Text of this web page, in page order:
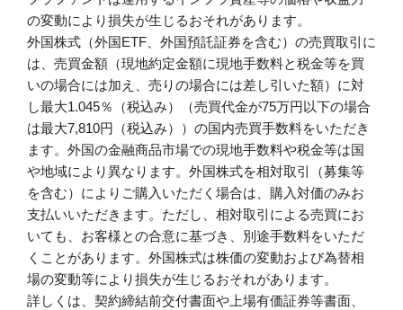
の変動により損失が生じるおそれがあります。
外国株式（外国ETF、外国預託証券を含む）の売買取引に
は、売買金額（現地約定金額に現地手数料と税金等を買
いの場合には加え、売りの場合には差し引いた額）に対
し最大1.045％（税込み）（売買代金が75万円以下の場合
は最大7,810円（税込み））の国内売買手数料をいただき
ます。外国の金融商品市場での現地手数料や税金等は国
や地域により異なります。外国株式を相対取引（募集等
を含む）によりご購入いただく場合は、購入対価のみお
支払いいただきます。ただし、相対取引による売買にお
いても、お客様との合意に基づき、別途手数料をいただ
くことがあります。外国株式は株価の変動および為替相
場の変動等により損失が生じるおそれがあります。
詳しくは、契約締結前交付書面や上場有価証券等書面、